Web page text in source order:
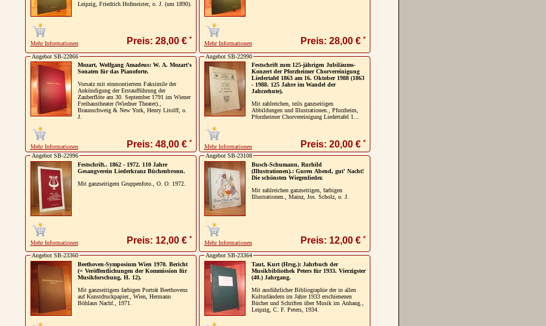
Leipzig, Friedrich Hofmeister, o. J. (um 1890).
Mehr Informationen Preis: 28,00 € *
Mehr Informationen Preis: 28,00 € *
Angebot SB-22866
Mozart, Wolfgang Amadeus: W. A. Mozart's
Sonaten für das Pianoforte.
Vorsatz mit einmontiertem Faksimile der
Ankündigung der Erstaufführung der
Zauberflöte am 30. September 1791 im Wiener
Freihaustheater (Wiedner Theater).,
Braunschweig & New York, Henry Litolff, o.
J.
Mehr Informationen Preis: 48,00 € *
Angebot SB-22990
Festschrift zum 125-jährigen Jubiläums-
Konzert der Pforzheimer Chorvereinigung
Liedertafel 1863 am 16. Oktober 1988 (1863
- 1988. 125 Jahre im Wandel der
Jahrzehnte).
Mit zahlreichen, teils ganzseitigen
Abbildungen und Illustrationen., Pforzheim,
Pforzheimer Chorvereinigung Liedertafel 1...
Mehr Informationen Preis: 20,00 € *
Angebot SB-22996
Festschrift.. 1862 - 1972. 110 Jahre
Gesangverein Liederkranz Büchenbronn.
Mit ganzseitigem Gruppenfoto., O. O. 1972.
Mehr Informationen Preis: 12,00 € *
Angebot SB-23108
Busch-Schumann, Rurhild
(Illustrationen).: Guren Abend, gut' Nacht!
Die schönsten Wiegenlieder.
Mit zahlreichen ganzseitigen, farbigen
Illustrationen., Mainz, Jos. Scholz, o. J.
Mehr Informationen Preis: 12,00 € *
Angebot SB-23360
Beethoven-Symposium Wien 1970. Bericht
(= Veröffentlichungen der Kommission für
Musikforschung, H. 12).
Mit ganzseitigem farbigen Porträt Beethovens
auf Kunstdruckpapier., Wien, Hermann
Böhlaus Nachf., 1971.
Angebot SB-23364
Taut, Kurt (Hrsg.): Jahrbuch der
Musikbibliothek Peters für 1933. Vierzigster
(40.) Jahrgang.
Mit ausführlicher Bibliographie der in allen
Kulturländern im Jahre 1933 erschienenen
Bücher und Schriften über Musik im Anhang.,
Leipzig, C. F. Peters, 1934.